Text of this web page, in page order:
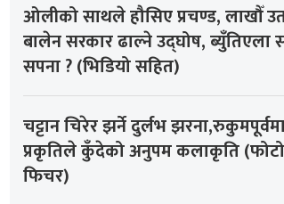
ओलीको साथले हौसिए प्रचण्ड, लाखौँ
बालेन सरकार ढाल्ने उद्घोष, ब्युँतिएला
सपना ? (भिडियो सहित)
चट्टान चिरेर झर्ने दुर्लभ
प्रकृतिले कुँदेको अनुपम कलाकृति (फोटो
फिचर)